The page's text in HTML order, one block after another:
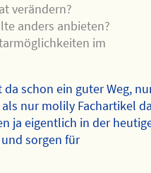
verändern?
anders anbieten?
im
schon ein guter Weg,
nur molily Fachartikel
ja eigentlich in der
sorgen für